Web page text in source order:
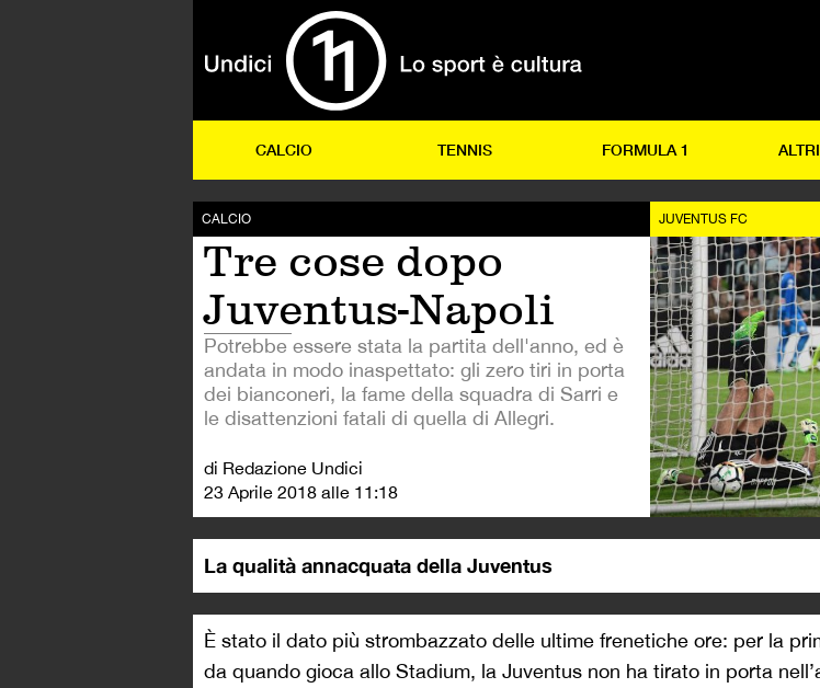
CALCIO TENNIS FORMULA 1
CALCIO
Tre cose dopo
Juventus-Napoli
Potrebbe essere stata la partita dell'anno, ed è
andata in modo inaspettato: gli zero tiri in porta
dei bianconeri, la fame della squadra di Sarri e
le disattenzioni fatali di quella di Allegri.
di Redazione Undici
23 Aprile 2018 alle 11:18
JUVENTUS FC
La qualità annacquata della Juventus
È stato il dato più strombazzato delle ultime frenetiche ore: per la
da quando gioca allo Stadium, la Juventus non ha tirato in porta